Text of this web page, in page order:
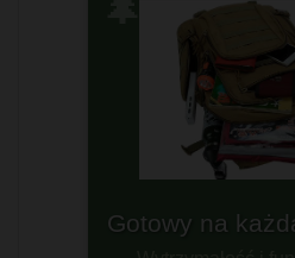
Gotowy na